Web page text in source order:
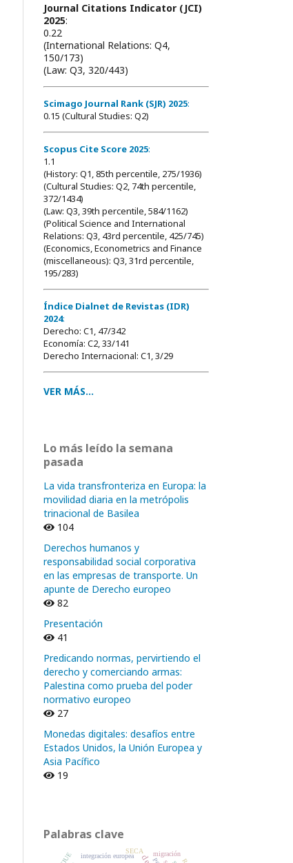
Journal Citations Indicator (JCI)
2025:
0.22
(International Relations: Q4,
150/173)
(Law: Q3, 320/443)
Scimago Journal Rank (SJR) 2025:
0.15 (Cultural Studies: Q2)
Scopus Cite Score 2025:
1.1
(History: Q1, 85th percentile, 275/1936)
(Cultural Studies: Q2, 74th percentile,
372/1434)
(Law: Q3, 39th percentile, 584/1162)
(Political Science and International
Relations: Q3, 43rd percentile, 425/745)
(Economics, Econometrics and Finance
(miscellaneous): Q3, 31rd percentile,
195/283)
Índice Dialnet de Revistas (IDR)
2024:
Derecho: C1, 47/342
Economía: C2, 33/141
Derecho Internacional: C1, 3/29
VER MÁS...
Lo más leído la semana
pasada
La vida transfronteriza en Europa: la
movilidad diaria en la metrópolis
trinacional de Basilea
104
Derechos humanos y
responsabilidad social corporativa
en las empresas de transporte. Un
apunte de Derecho europeo
82
Presentación
41
Predicando normas, pervirtiendo el
derecho y comerciando armas:
Palestina como prueba del poder
normativo europeo
27
Monedas digitales: desafíos entre
Estados Unidos, la Unión Europea y
Asia Pacífico
19
Palabras clave
integración europea migración
TJUE SECA